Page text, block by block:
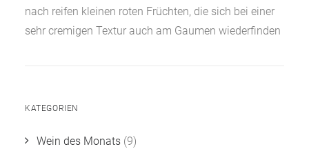
nach reifen kleinen roten Früchten, die sich bei einer
sehr cremigen Textur auch am Gaumen wiederfinden
KATEGORIEN
Wein des Monats (9)